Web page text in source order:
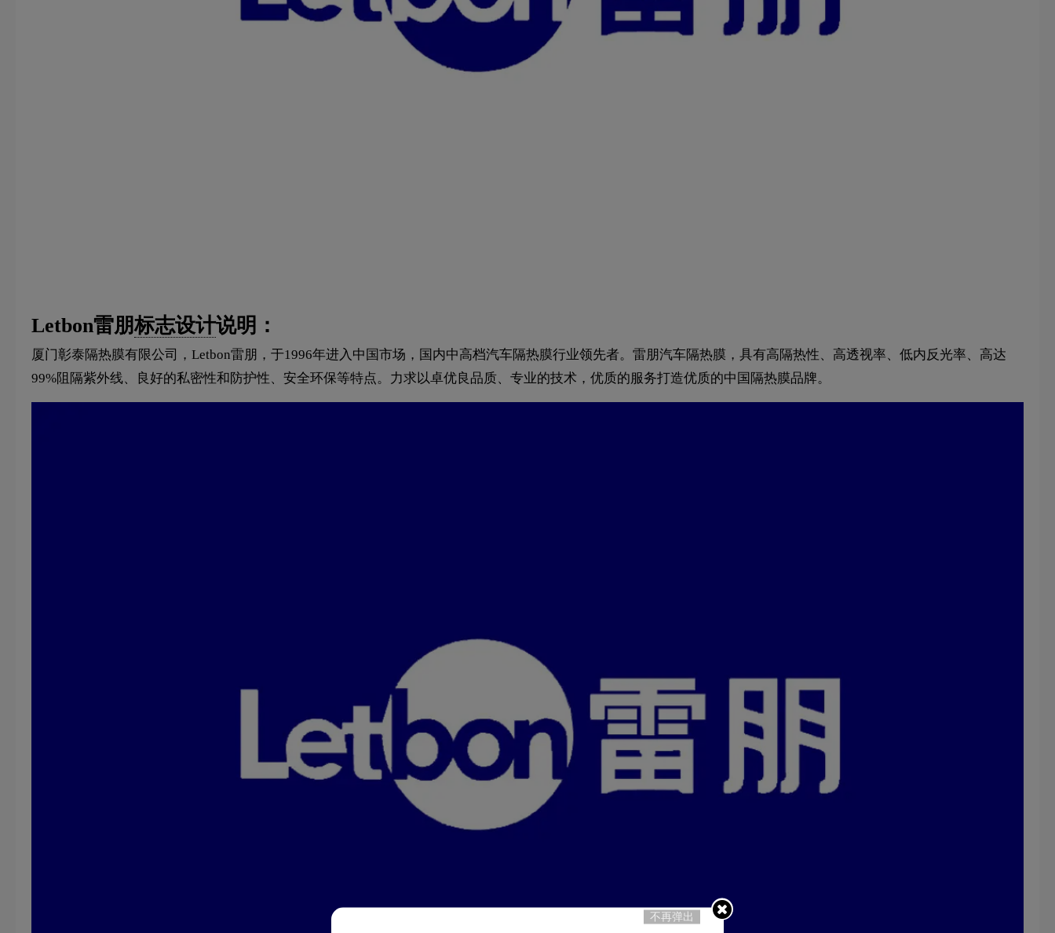
Letbon雷朋标志设计说明：
厦门彰泰隔热膜有限公司，Letbon雷朋，于1996年进入中国市场，国内中高档汽车隔热膜行业领先者。雷朋汽车隔热膜，具有高隔热性、高透视率、低内反光率、高达
99%阻隔紫外线、良好的私密性和防护性、安全环保等特点。力求以卓优良品质、专业的技术，优质的服务打造优质的中国隔热膜品牌。
不再弹出